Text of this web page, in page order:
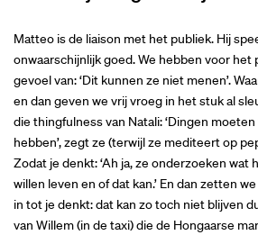
Matteo is de liaison met het publiek. Hij
onwaarschijnlijk goed. We hebben voor
gevoel van: ‘Dit kunnen ze niet menen’.
en dan geven we vrij vroeg in het stuk al
die thingfulness van Natali: ‘Dingen
hebben’, zegt ze (terwijl ze mediteert op
Zodat je denkt: ‘Ah ja, ze onderzoeken wat
willen leven en of dat kan.’ En dan zetten
in tot je denkt: dat kan zo toch niet blijven
van Willem (in de taxi) die de Hongaarse